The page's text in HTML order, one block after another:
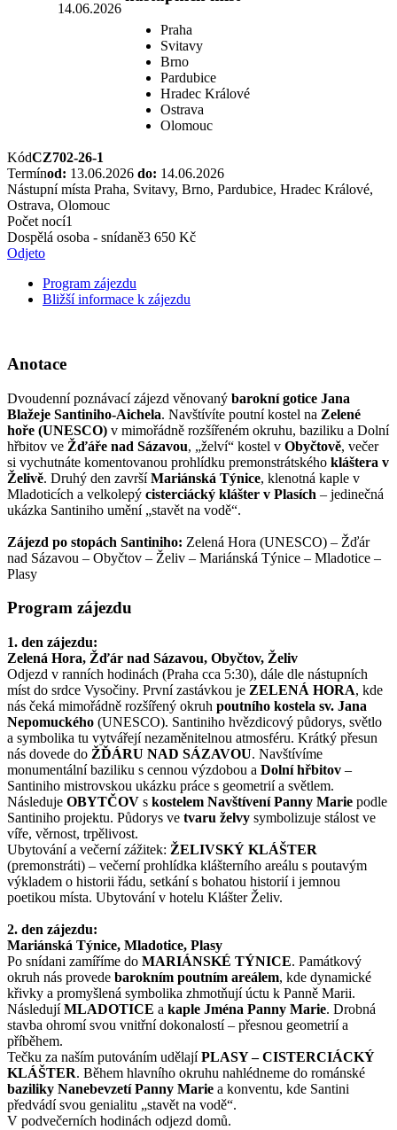
14.06.2026
Praha
Svitavy
Brno
Pardubice
Hradec Králové
Ostrava
Olomouc
KódCZ702-26-1
Termínod: 13.06.2026 do: 14.06.2026
Nástupní místa Praha, Svitavy, Brno, Pardubice, Hradec Králové,
Ostrava, Olomouc
Počet nocí1
Dospělá osoba - snídaně3 650 Kč
Odjeto
Program zájezdu
Bližší informace k zájezdu
Anotace
Dvoudenní poznávací zájezd věnovaný barokní gotice Jana
Blažeje Santiniho-Aichela. Navštívíte poutní kostel na Zelené
hoře (UNESCO) v mimořádně rozšířeném okruhu, baziliku a Dolní
hřbitov ve Žďáře nad Sázavou, „želví“ kostel v Obyčtově, večer
si vychutnáte komentovanou prohlídku premonstrátského kláštera v
Želivě. Druhý den završíMariánská Týnice, klenotná kaple v
Mladoticích a velkolepý cisterciácký klášter v Plasích – jedinečná
ukázka Santiniho umění „stavět na vodě“.
Zájezd po stopách Santiniho: Zelená Hora (UNESCO) – Žďár
nad Sázavou – Obyčtov – Želiv – Mariánská Týnice – Mladotice –
Plasy
Program zájezdu
1. den zájezdu:
Zelená Hora, Žďár nad Sázavou, Obyčtov, Želiv
Odjezd v ranních hodinách (Praha cca 5:30), dále dle nástupních
míst do srdce Vysočiny. První zastávkou je ZELENÁ HORA, kde
nás čeká mimořádně rozšířený okruh poutního kostela sv. Jana
Nepomuckého (UNESCO). Santiniho hvězdicový půdorys, světlo
a symbolika tu vytvářejí nezaměnitelnou atmosféru. Krátký přesun
nás dovede do ŽĎÁRU NAD SÁZAVOU. Navštívíme
monumentální baziliku s cennou výzdobou a Dolní hřbitov –
Santiniho mistrovskou ukázku práce s geometrií a světlem.
Následuje OBYTČOV s kostelem Navštívení Panny Marie podle
Santiniho projektu. Půdorys ve tvaru želvy symbolizuje stálost ve
víře, věrnost, trpělivost.
Ubytování a večerní zážitek: ŽELIVSKÝ KLÁŠTER
(premonstráti) – večerní prohlídka klášterního areálu s poutavým
výkladem o historii řádu, setkání s bohatou historií i jemnou
poetikou místa. Ubytování v hotelu Klášter Želiv.
2. den zájezdu:
Mariánská Týnice, Mladotice, Plasy
Po snídani zamíříme do MARIÁNSKÉ TÝNICE. Památkový
okruh nás provede barokním poutním areálem, kde dynamické
křivky a promyšlená symbolika zhmotňují úctu k Panně Marii.
NásledujíMLADOTICE a kaple Jména Panny Marie. Drobná
stavba ohromí svou vnitřní dokonalostí – přesnou geometrií a
příběhem.
Tečku za naším putováním udělajíPLASY – CISTERCIÁCKÝ
KLÁŠTER. Během hlavního okruhu nahlédneme do románské
baziliky Nanebevzetí Panny Marie a konventu, kde Santini
předvádí svou genialitu „stavět na vodě“.
V podvečerních hodinách odjezd domů.